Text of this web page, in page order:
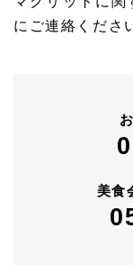
にご連絡くださ
美食